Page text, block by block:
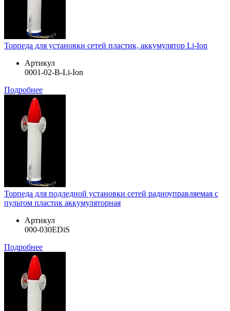
Торпеда для установки сетей пластик, аккумулятор Li-Ion
Артикул
0001-02-B-Li-Ion
Подробнее
Торпеда для подледной установки сетей радиоуправляемая с
пультом пластик аккумуляторная
Артикул
000-030EDiS
Подробнее